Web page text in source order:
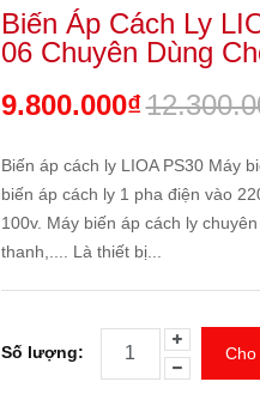
Biến Áp Cách Ly
06 Chuyên Dùng
9.800.000₫
Biến áp cách ly LIOA PS30 Máy
biến áp cách ly 1 pha điện vào
100v. Máy biến áp cách ly
thanh,.... Là thiết bị...
Số lượng: Cho